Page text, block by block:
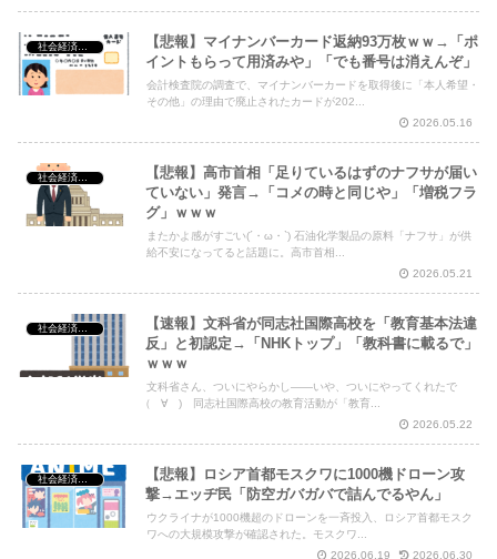
社会経済・政治
【悲報】マイナンバーカード返納93万枚ｗｗ→「ポ
イントもらって用済みや」「でも番号は消えんぞ」
会計検査院の調査で、マイナンバーカードを取得後に「本人希望・
その他」の理由で廃止されたカードが202...
2026.05.16
社会経済・政治
【悲報】高市首相「足りているはずのナフサが届い
ていない」発言→「コメの時と同じや」「増税フラ
グ」ｗｗｗ
またかよ感がすごい(´・ω・`) 石油化学製品の原料「ナフサ」が供
給不安になってると話題に。高市首相...
2026.05.21
【速報】文科省が同志社国際高校を「教育基本法違
反」と初認定→「NHKトップ」「教科書に載るで」
ｗｗｗ
文科省さん、ついにやらかし——いや、ついにやってくれたで
(゚∀゚) 同志社国際高校の教育活動が「教育...
2026.05.22
【悲報】ロシア首都モスクワに1000機ドローン攻
撃→エッヂ民「防空ガバガバで詰んでるやん」
ウクライナが1000機超のドローンを一斉投入、ロシア首都モスク
ワへの大規模攻撃が確認された。モスクワ...
2026.06.19
2026.06.30